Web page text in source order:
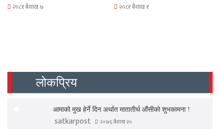
२०८१ बैशाख ७ २०८१ बैशाख १
लोकप्रिय
आमाको मुख हेर्ने दिन अर्थात मातातीर्थ औंसीको शुभकामना !
satkarpost २०७६ बैशाख २०